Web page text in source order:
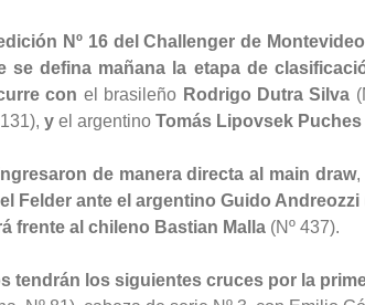
Nº 16 del Challenger de Montevideo
se defina mañana la etapa de
con el brasileño Rodrigo Dutra Silva
y el argentino Tomás Lipovsek Puches
de manera directa al main draw,
Felder ante el argentino Guido Andreozzi
frente al chileno Bastian Malla (Nº 437).
tendrán los siguientes cruces por la